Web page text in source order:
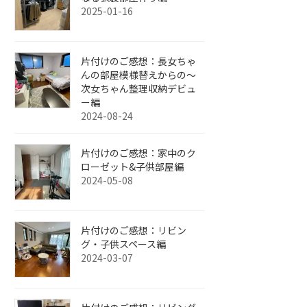
2025-01-16
片付けのご感想：長女ちゃ
んの部屋模様替えからの～
次女ちゃん整理収納デビュ
ー編
2024-08-24
片付けのご感想：家中のク
ローゼット&子供部屋編
2024-05-08
片付けのご感想：リビン
グ・子供スペース編
2024-03-07